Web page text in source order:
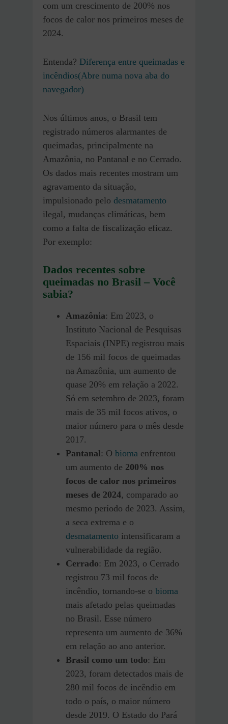
com um crescimento de 200% nos
focos de calor nos primeiros meses de
2024.
Entenda? Diferença entre queimadas e
incêndios(Abre numa nova aba do
navegador)
Nos últimos anos, o Brasil tem
registrado números alarmantes de
queimadas, principalmente na
Amazônia, no Pantanal e no Cerrado.
Os dados mais recentes mostram um
agravamento da situação,
impulsionado pelo desmatamento
ilegal, mudanças climáticas, bem
como a falta de fiscalização eficaz.
Por exemplo:
Dados recentes sobre
queimadas no Brasil – Você
sabia?
Amazônia: Em 2023, o
Instituto Nacional de Pesquisas
Espaciais (INPE) registrou mais
de 156 mil focos de queimadas
na Amazônia, um aumento de
quase 20% em relação a 2022.
Só em setembro de 2023, foram
mais de 35 mil focos ativos, o
maior número para o mês desde
2017.
Pantanal: O bioma enfrentou
um aumento de 200% nos
focos de calor nos primeiros
meses de 2024, comparado ao
mesmo período de 2023. Assim,
a seca extrema e o
desmatamento intensificaram a
vulnerabilidade da região.
Cerrado: Em 2023, o Cerrado
registrou 73 mil focos de
incêndio, tornando-se o bioma
mais afetado pelas queimadas
no Brasil. Esse número
representa um aumento de 36%
em relação ao ano anterior.
Brasil como um todo: Em
2023, foram detectados mais de
280 mil focos de incêndio em
todo o país, o maior número
desde 2019. O Estado do Pará